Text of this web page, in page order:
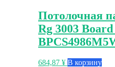
Потолочная
Rg 3003
684,87 ¥ В корзину